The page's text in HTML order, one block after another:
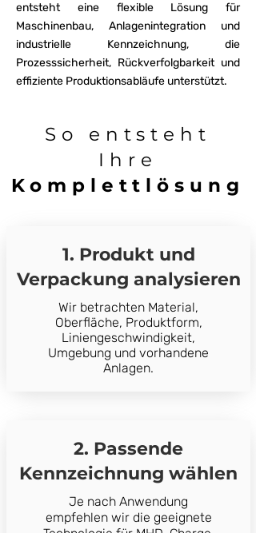
entsteht eine flexible Lösung für
Maschinenbau, Anlagenintegration und
industrielle Kennzeichnung, die
Prozesssicherheit, Rückverfolgbarkeit und
effiziente Produktionsabläufe unterstützt.
So entsteht
Ihre
Komplettlösung
1. Produkt und
Verpackung analysieren
Wir betrachten Material,
Oberfläche, Produktform,
Liniengeschwindigkeit,
Umgebung und vorhandene
Anlagen.
2. Passende
Kennzeichnung wählen
Je nach Anwendung
empfehlen wir die geeignete